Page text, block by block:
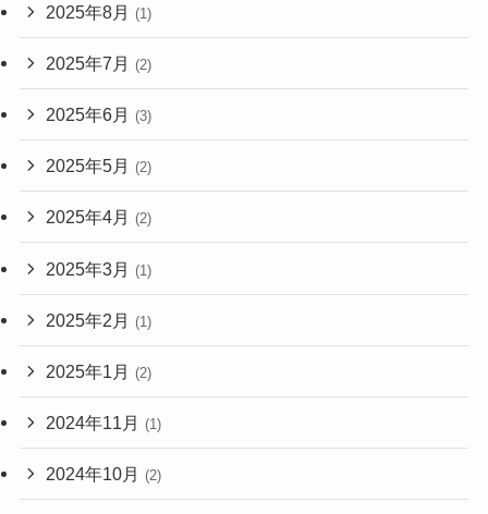
2025年8月 (1)
2025年7月 (2)
2025年6月 (3)
2025年5月 (2)
2025年4月 (2)
2025年3月 (1)
2025年2月 (1)
2025年1月 (2)
2024年11月 (1)
2024年10月 (2)